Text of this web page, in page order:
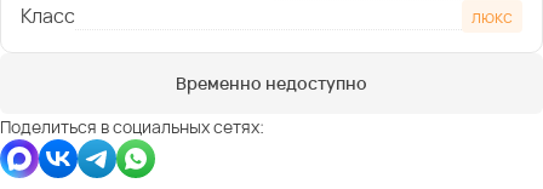
Класс
люкс
Временно недоступно
Поделиться в социальных сетях: